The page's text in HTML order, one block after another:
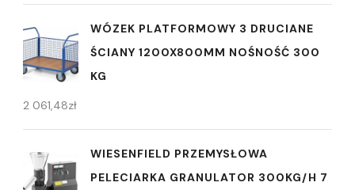
WÓZEK PLATFORMOWY 3 DRUCIANE
ŚCIANY 1200X800MM NOŚNOŚĆ 300
KG
2 061,48zł
WIESENFIELD PRZEMYSŁOWA
PELECIARKA GRANULATOR 300KG/H 7